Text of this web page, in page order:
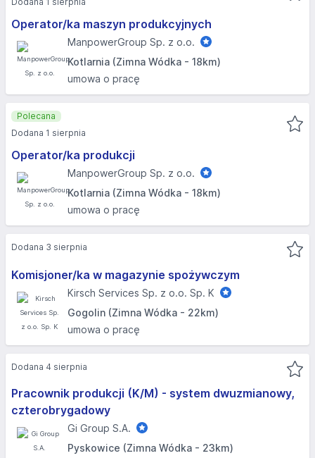
Operator/ka maszyn produkcyjnych
ManpowerGroup Sp. z o.o.
Kotlarnia (Zimna Wódka - 18km)
umowa o pracę
Operator/ka produkcji
ManpowerGroup Sp. z o.o.
Kotlarnia (Zimna Wódka - 18km)
umowa o pracę
Polecana
Dodana 1 sierpnia
Komisjoner/ka w magazynie spożywczym
Kirsch Services Sp. z o.o. Sp. K
Gogolin (Zimna Wódka - 22km)
umowa o pracę
Dodana 3 sierpnia
Pracownik produkcji (K/M) - system dwuzmianowy,
czterobrygadowy
Gi Group S.A.
Pyskowice (Zimna Wódka - 23km)
Dodana 4 sierpnia